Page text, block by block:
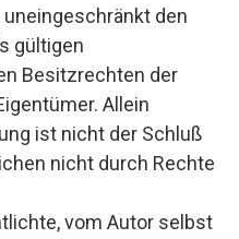
den
gültigen
Besitzrechten der
Allein
ist nicht der Schluß
nicht durch Rechte
vom Autor selbst